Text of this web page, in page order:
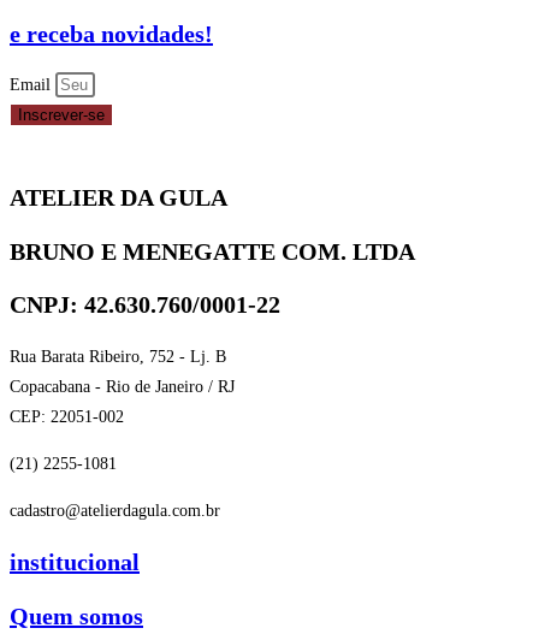
e receba novidades!
Email
Inscrever-se
ATELIER DA GULA
BRUNO E MENEGATTE COM. LTDA
CNPJ: 42.630.760/0001-22
Rua Barata Ribeiro, 752 - Lj. B
Copacabana - Rio de Janeiro / RJ
CEP: 22051-002
(21) 2255-1081
cadastro@atelierdagula.com.br
institucional
Quem somos